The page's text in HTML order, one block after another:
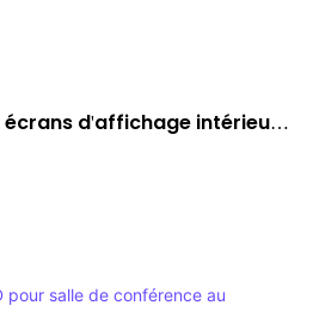
écrans d'affichage intérieurs